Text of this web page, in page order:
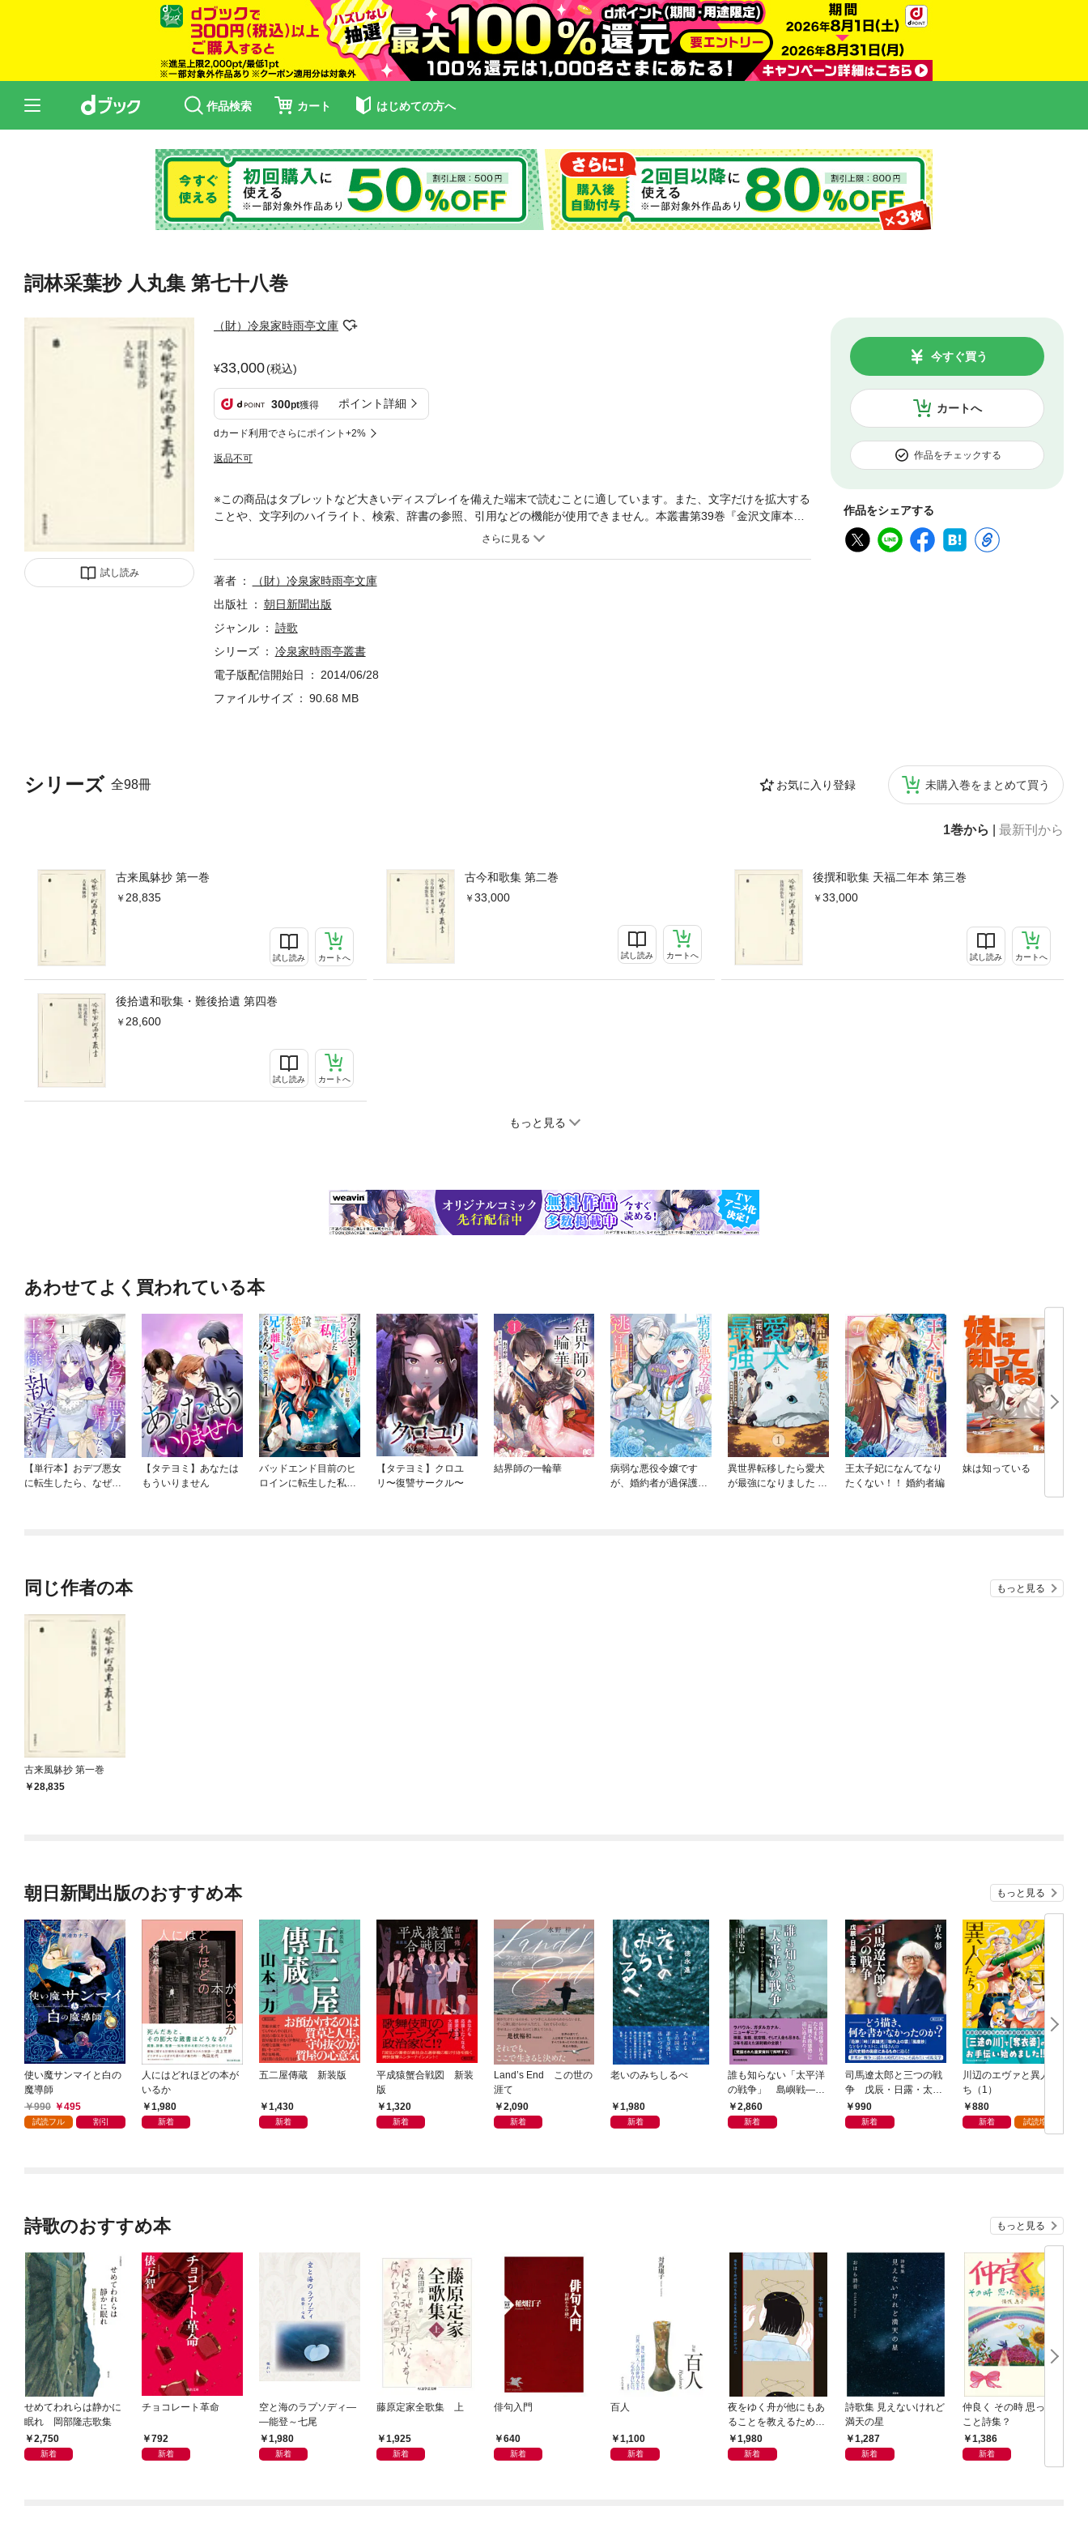
作品検索 カート はじめての方へ
詞林采葉抄 人丸集 第七十八巻
試し読み
（財）冷泉家時雨亭文庫
33,000(税込)
300pt獲得 ポイント詳細
dカード利用でさらにポイント+2%
返品不可
カートへ
今すぐ買う
作品をチェックする
作品をシェアする
シリーズ 全98冊 お気に入り登録 未購入巻をまとめて買う
1巻から 最新刊から
古来風躰抄 第一巻
28,835
試し読み カートへ
古今和歌集 第二巻
33,000
試し読み カートへ
後撰和歌集 天福二年本 第三巻
33,000
試し読み カートへ
後拾遺和歌集・難後拾遺 第四巻
28,600
試し読み カートへ
もっと見る
※この商品はタブレットなど大きいディスプレイを備えた端末で読むことに適しています。また、文字だけを拡大する
ことや、文字列のハイライト、検索、辞書の参照、引用などの機能が使用できません。本叢書第39巻『金沢文庫本万
葉集 巻第十八 中世万葉学』につづき、『万葉集』と関係の深い典籍で構成する。南北朝時代の注釈書『詞林采葉
著者
（財）冷泉家時雨亭文庫
出版社
朝日新聞出版
ジャンル
詩歌
シリーズ
冷泉家時雨亭叢書
電子版配信開始日
2014/06/28
ファイルサイズ
90.68 MB
あわせてよく買われている本
【単行本】おデブ悪女
に転生したら、なぜか
【タテヨミ】あなたは
もういりません
バッドエンド目前のヒ
ロインに転生した私、
【タテヨミ】クロユ
リ〜復讐サークル〜
結界師の一輪華
病弱な悪役令嬢です
が、婚約者が過保護す
異世界転移したら愛犬
が最強になりました ～
王太子妃になんてなり
たくない！！ 婚約者編
妹は知っている
同じ作者の本 もっと見る
古来風躰抄 第一巻
28,835
朝日新聞出版のおすすめ本 もっと見る
使い魔サンマイと白の
魔導師
990
495
試読フル 割引
人にはどれほどの本が
いるか
1,980
新着
五二屋傳蔵 新装版
1,430
新着
平成猿蟹合戦図 新装
版
1,320
新着
Land’s End この世の
涯て
2,090
新着
老いのみちしるべ
1,980
新着
誰も知らない「太平洋
の戦争」 島嶼戦――
マッカーサーとの激闘
の真実
2,860
新着
司馬遼太郎と三つの戦
争 戊辰・日露・太平
洋990
新着
川辺のエヴァと異人た
ち（1）
880
新着 試読増量
詩歌のおすすめ本 もっと見る
せめてわれらは静かに
眠れ 岡部隆志歌集
2,750
新着
チョコレート革命
792
新着
空と海のラプソディ―
―能登～七尾
1,980
新着
藤原定家全歌集 上
1,925
新着
俳句入門
640
新着
百人
1,100
新着
夜をゆく舟が他にもあ
ることを教えるために
歌はひかった
1,980
新着
詩歌集 見えないけれど
満天の星
1,287
新着
仲良く その時 思った
こと詩集？
1,386
新着